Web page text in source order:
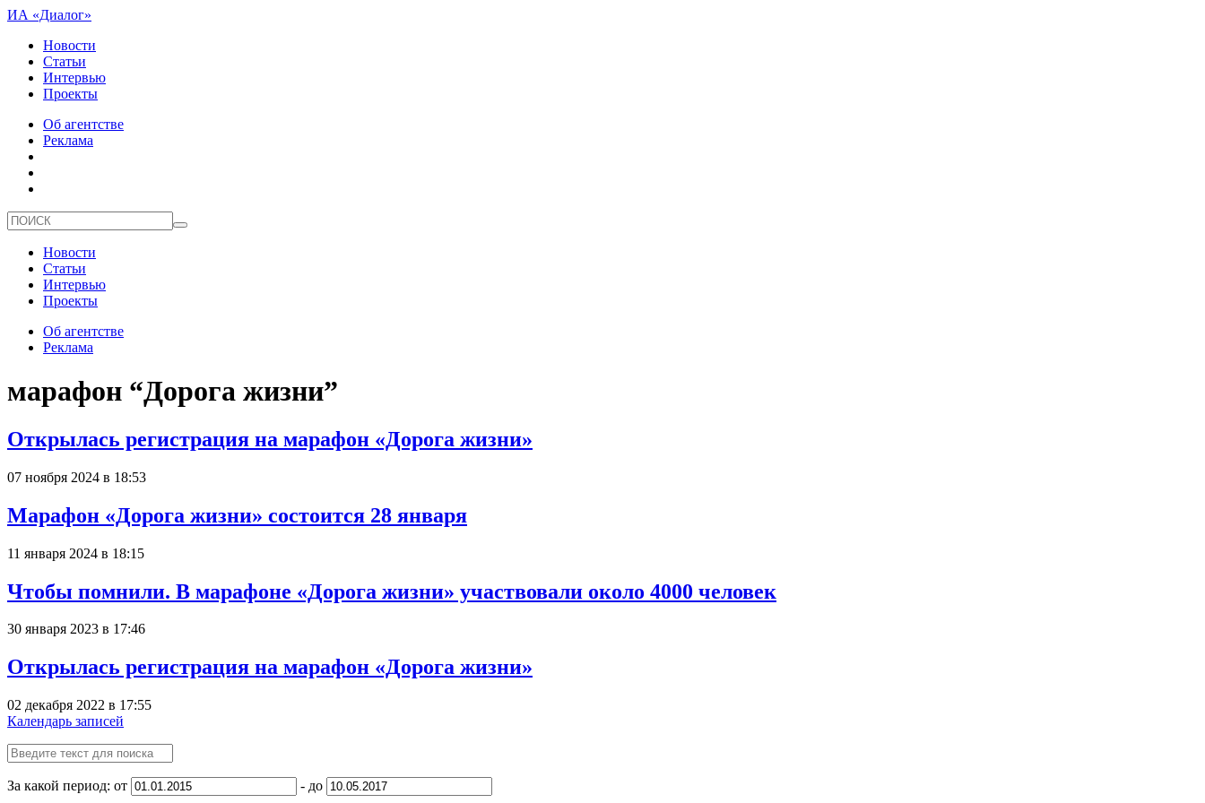
ИА «Диалог»
Новости
Статьи
Интервью
Проекты
Об агентстве
Реклама
Новости
Статьи
Интервью
Проекты
Об агентстве
Реклама
марафон “Дорога жизни”
Открылась регистрация на марафон «Дорога жизни»
07 ноября 2024 в 18:53
Марафон «Дорога жизни» состоится 28 января
11 января 2024 в 18:15
Чтобы помнили. В марафоне «Дорога жизни» участвовали около 4000 человек
30 января 2023 в 17:46
Открылась регистрация на марафон «Дорога жизни»
02 декабря 2022 в 17:55
Календарь записей
За какой период: от - до